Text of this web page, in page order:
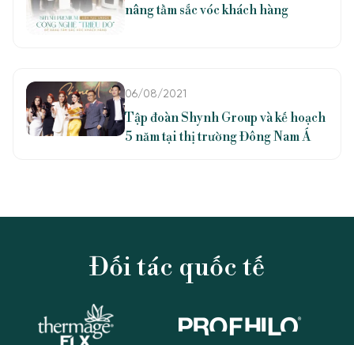
1900 989 800
nâng tầm sắc vóc khách hàng
06/08/2021
Tập đoàn Shynh Group và kế hoạch
5 năm tại thị trường Đông Nam Á
Đối tác quốc tế